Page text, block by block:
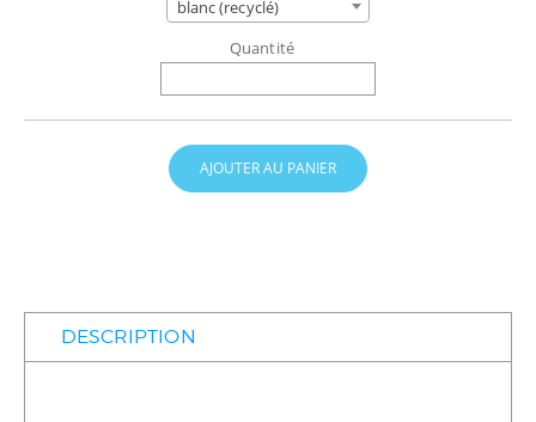
blanc (recyclé)
Quantité
AJOUTER AU PANIER
DESCRIPTION